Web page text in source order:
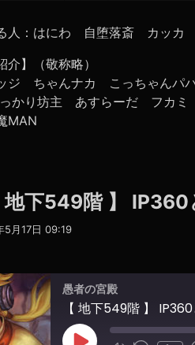
人：はにわ 自堕落斎 カッカ
介】（敬称略）
ジ ちゃんナカ こっちゃんパ
かり坊主 あすらーだ フカミ
MAN
地下549階 】
5月17日 09:19
愚者の宮殿
【 地下549階 】